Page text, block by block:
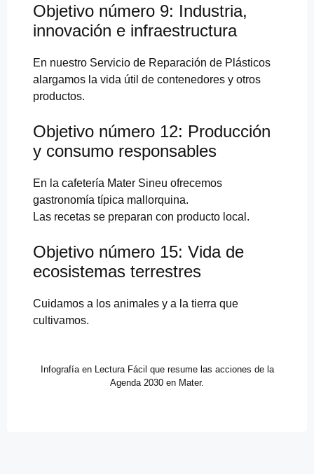
Objetivo número 9: Industria,
innovación e infraestructura
En nuestro Servicio de Reparación de Plásticos
alargamos la vida útil de contenedores y otros
productos.
Objetivo número 12: Producción
y consumo responsables
En la cafetería Mater Sineu ofrecemos
gastronomía típica mallorquina.
Las recetas se preparan con producto local.
Objetivo número 15: Vida de
ecosistemas terrestres
Cuidamos a los animales y a la tierra que
cultivamos.
Infografía en Lectura Fácil que resume las acciones de la
Agenda 2030 en Mater.